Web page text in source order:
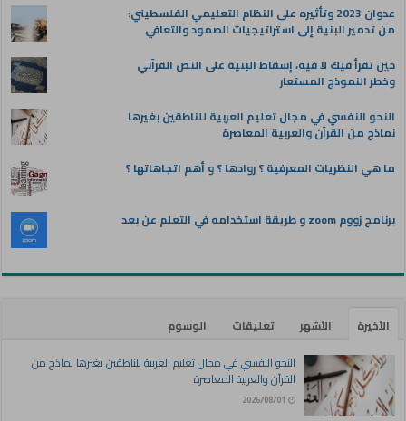
عدوان 2023 وتأثيره على النظام التعليمي الفلسطيني:
من تدمير البنية إلى استراتيجيات الصمود والتعافي
حين تقرأ فيك لا فيه، إسقاط البنية على النص القرآني
وخطر النموذج المستعار
النحو النفسي في مجال تعليم العربية للناطقين بغيرها
نماذج من القرآن والعربية المعاصرة
ما هي النظريات المعرفية ؟ روادها ؟ و أهم اتجاهاتها ؟
برنامج زووم zoom و طريقة استخدامه في التعلم عن بعد
الأخيرة الأشهر تعليقات
الوسوم
النحو النفسي في مجال تعليم العربية للناطقين بغيرها نماذج من
القرآن والعربية المعاصرة
2026/08/01